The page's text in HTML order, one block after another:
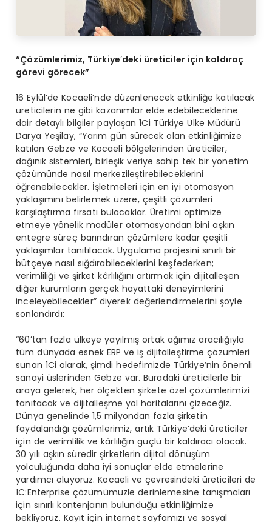
“Çözümlerimiz, Türkiye’deki üreticiler için kaldıraç
görevi görecek”
16 Eylül’de Kocaeli’nde düzenlenecek etkinliğe katılacak
üreticilerin ne gibi kazanımlar elde edebileceklerine
dair detaylı bilgiler paylaşan 1Ci Türkiye Ülke Müdürü
Darya Yeşilay, “Yarım gün sürecek olan etkinliğimize
katılan Gebze ve Kocaeli bölgelerinden üreticiler,
dağınık sistemleri, birleşik veriye sahip tek bir yönetim
çözümünde nasıl merkezileştirebileceklerini
öğrenebilecekler. İşletmeleri için en iyi otomasyon
yaklaşımını belirlemek üzere, çeşitli çözümleri
karşılaştırma fırsatı bulacaklar. Üretimi optimize
etmeye yönelik modüler otomasyondan bini aşkın
entegre süreç barındıran çözümlere kadar çeşitli
yaklaşımlar tanıtılacak. Uygulama projesini sınırlı bir
bütçeye nasıl sığdırabileceklerini keşfederken;
verimliliği ve şirket kârlılığını artırmak için dijitalleşen
diğer kurumların gerçek hayattaki deneyimlerini
inceleyebilecekler” diyerek değerlendirmelerini şöyle
sonlandırdı:
“60’tan fazla ülkeye yayılmış ortak ağımız aracılığıyla
tüm dünyada esnek ERP ve iş dijitalleştirme çözümleri
sunan 1Ci olarak, şimdi hedefimizde Türkiye’nin önemli
sanayi üslerinden Gebze var. Buradaki üreticilerle bir
araya gelerek, her ölçekten şirkete özel çözümlerimizi
tanıtacak ve dijitalleşme yol haritalarını çizeceğiz.
Dünya genelinde 1,5 milyondan fazla şirketin
faydalandığı çözümlerimiz, artık Türkiye’deki üreticiler
için de verimlilik ve kârlılığın güçlü bir kaldıracı olacak.
30 yılı aşkın süredir şirketlerin dijital dönüşüm
yolculuğunda daha iyi sonuçlar elde etmelerine
yardımcı oluyoruz. Kocaeli ve çevresindeki üreticileri de
1C:Enterprise çözümümüzle derinlemesine tanışmaları
için sınırlı kontenjanın bulunduğu etkinliğimize
bekliyoruz. Kayıt için internet sayfamızı ve sosyal